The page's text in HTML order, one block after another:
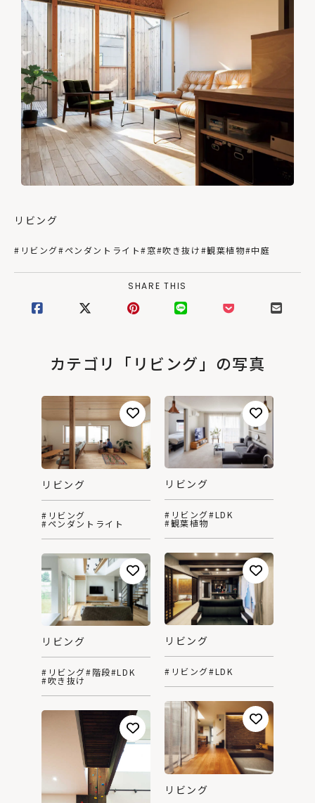
リビング
#リビング#ペンダントライト#窓#吹き抜け#観葉植物#中庭
SHARE THIS
カテゴリ「リビング」の写真
リビング
#リビング
#ペンダントライト
リビング
#リビング#LDK
#観葉植物
リビング
#リビング#LDK
リビング
#リビング#階段#LDK
#吹き抜け
リビング